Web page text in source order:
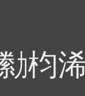
枃